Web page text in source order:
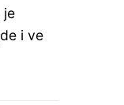
je
i ve